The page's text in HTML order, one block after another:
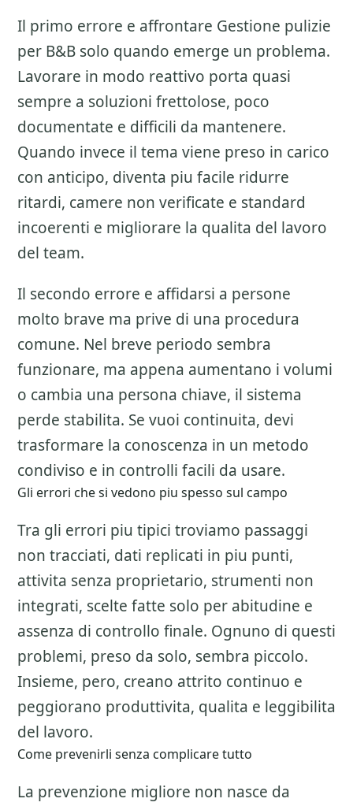
Il primo errore e affrontare Gestione pulizie
per B&B solo quando emerge un problema.
Lavorare in modo reattivo porta quasi
sempre a soluzioni frettolose, poco
documentate e difficili da mantenere.
Quando invece il tema viene preso in carico
con anticipo, diventa piu facile ridurre
ritardi, camere non verificate e standard
incoerenti e migliorare la qualita del lavoro
del team.
Il secondo errore e affidarsi a persone
molto brave ma prive di una procedura
comune. Nel breve periodo sembra
funzionare, ma appena aumentano i volumi
o cambia una persona chiave, il sistema
perde stabilita. Se vuoi continuita, devi
trasformare la conoscenza in un metodo
condiviso e in controlli facili da usare.
Gli errori che si vedono piu spesso sul campo
Tra gli errori piu tipici troviamo passaggi
non tracciati, dati replicati in piu punti,
attivita senza proprietario, strumenti non
integrati, scelte fatte solo per abitudine e
assenza di controllo finale. Ognuno di questi
problemi, preso da solo, sembra piccolo.
Insieme, pero, creano attrito continuo e
peggiorano produttivita, qualita e leggibilita
del lavoro.
Come prevenirli senza complicare tutto
La prevenzione migliore non nasce da